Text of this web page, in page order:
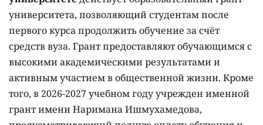
университета, позволяющий студентам после
первого курса продолжить обучение за счёт
средств вуза. Грант предоставляют обучающимся с
высокими академическими результатами и
активным участием в общественной жизни. Кроме
того, в 2026-2027 учебном году учрежден именной
грант имени Наримана Ишмухамедова,